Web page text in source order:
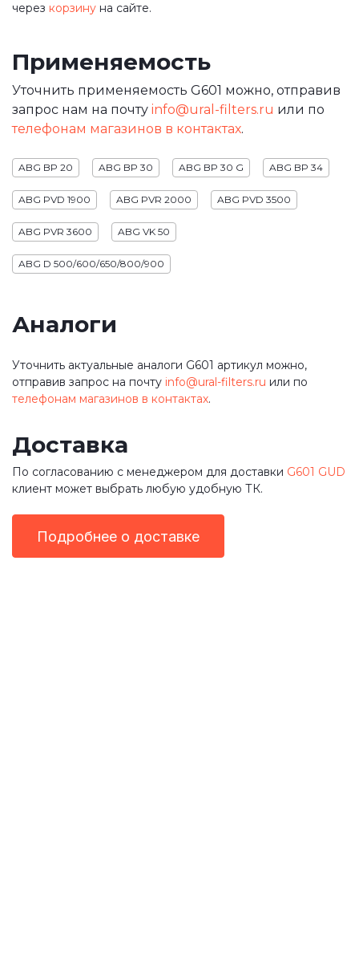
через корзину на сайте.
Применяемость
Уточнить применяемость G601 можно, отправив
запрос нам на почту info@ural-filters.ru или по
телефонам магазинов в контактах.
ABG BP 20 ABG BP 30 ABG BP 30 G ABG BP 34
ABG PVD 1900 ABG PVR 2000 ABG PVD 3500
ABG PVR 3600 ABG VK 50
ABG D 500/600/650/800/900
Аналоги
Уточнить актуальные аналоги G601 артикул можно,
отправив запрос на почту info@ural-filters.ru или по
телефонам магазинов в контактах.
Доставка
По согласованию с менеджером для доставки G601 GUD
клиент может выбрать любую удобную ТК.
Подробнее о доставке